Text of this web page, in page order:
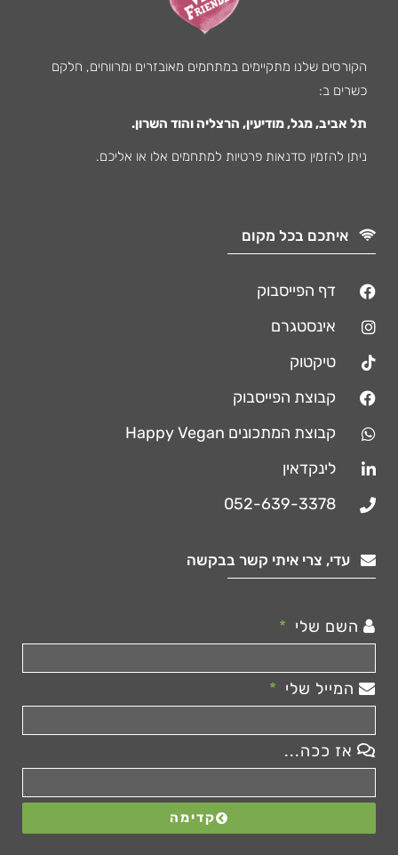
הקורסים שלנו מתקיימים במתחמים מאובזרים ומרווחים, חלקם
כשרים ב:
תל אביב, מגל, מודיעין, הרצליה והוד השרון.
ניתן להזמין סדנאות פרטיות למתחמים אלו או אליכם.
איתכם בכל מקום
דף הפייסבוק
אינסטגרם
טיקטוק
קבוצת הפייסבוק
קבוצת המתכונים Happy Vegan
לינקדאין
052-639-3378
עדי, צרי איתי קשר בבקשה
השם שלי
המייל שלי
אז ככה...
קדימה